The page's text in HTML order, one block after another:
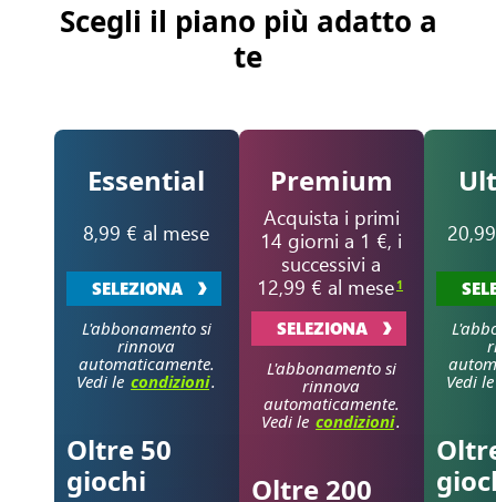
Scegli il piano più adatto a
te
Essential
8,99 € al mese
SELEZIONA
L'abbonamento si
rinnova
automaticamente.
Vedi le condizioni.
Oltre 50
giochi
Premium
Acquista i primi
14 giorni a 1 €, i
successivi a
12,99 € al mese1
SELEZIONA
L'abbonamento si
rinnova
automaticamente.
Vedi le condizioni.
Oltre 200
Vedi